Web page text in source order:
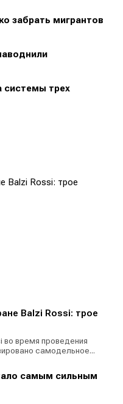
забрать мигрантов
системы трех
Balzi Rossi: трое
во время проведения
самодельное...
самым сильным